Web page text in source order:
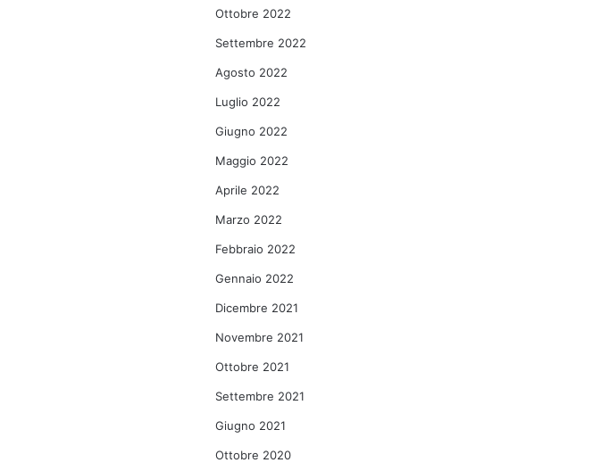
Ottobre 2022
Settembre 2022
Agosto 2022
Luglio 2022
Giugno 2022
Maggio 2022
Aprile 2022
Marzo 2022
Febbraio 2022
Gennaio 2022
Dicembre 2021
Novembre 2021
Ottobre 2021
Settembre 2021
Giugno 2021
Ottobre 2020